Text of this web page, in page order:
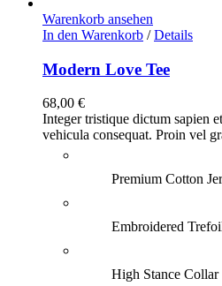
Warenkorb ansehen
In den Warenkorb / Details
Modern Love Tee
68,00 €
Integer tristique dictum sapien
vehicula consequat. Proin vel
Premium Cotton
Embroidered
High Stance Collar